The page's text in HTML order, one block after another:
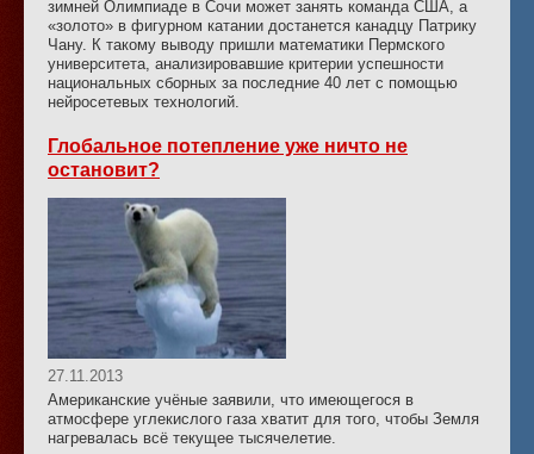
зимней Олимпиаде в Сочи может занять команда США, а
«золото» в фигурном катании достанется канадцу Патрику
Чану. К такому выводу пришли математики Пермского
университета, анализировавшие критерии успешности
национальных сборных за последние 40 лет с помощью
нейросетевых технологий.
Глобальное потепление уже ничто не
остановит?
27.11.2013
Американские учёные заявили, что имеющегося в
атмосфере углекислого газа хватит для того, чтобы Земля
нагревалась всё текущее тысячелетие.